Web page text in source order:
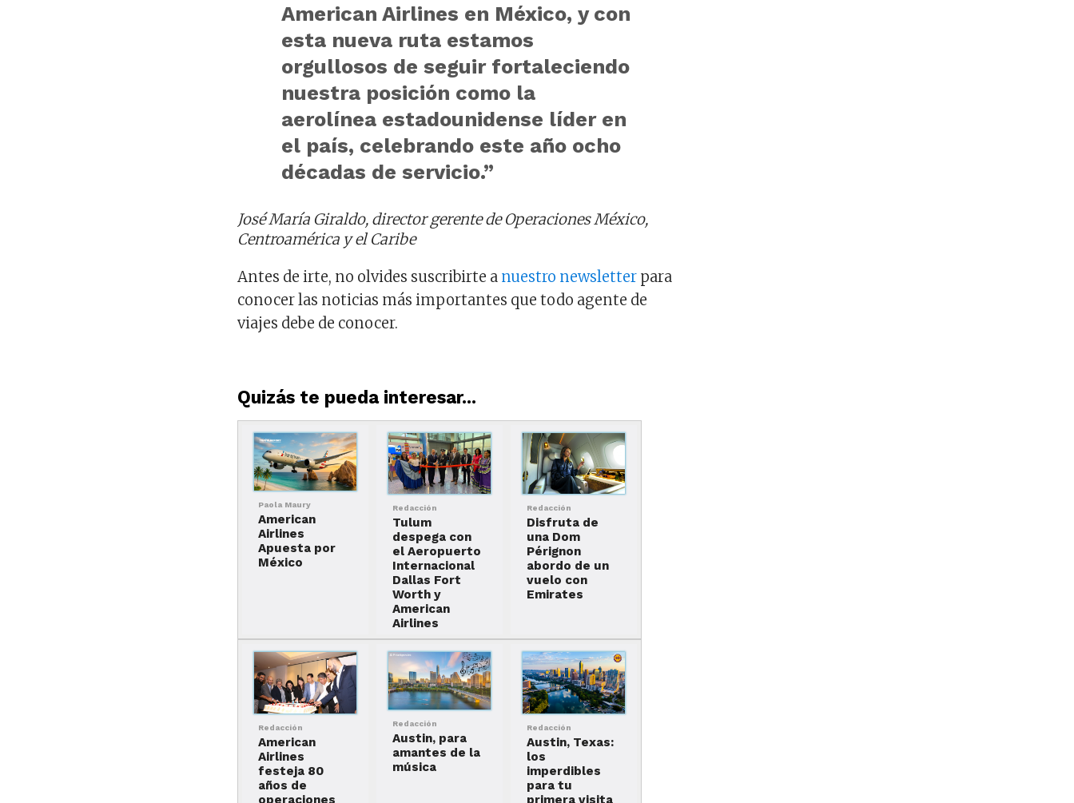
American Airlines en México, y con
esta nueva ruta estamos
orgullosos de seguir fortaleciendo
nuestra posición como la
aerolínea estadounidense líder en
el país, celebrando este año ocho
décadas de servicio.”
José María Giraldo, director gerente de Operaciones México,
Centroamérica y el Caribe
Antes de irte, no olvides suscribirte a nuestro newsletter para
conocer las noticias más importantes que todo agente de
viajes debe de conocer.
Quizás te pueda interesar...
Paola Maury
American
Airlines
Apuesta por
México
Redacción
Tulum
despega con
el Aeropuerto
Internacional
Dallas Fort
Worth y
American
Airlines
Redacción
Disfruta de
una Dom
Pérignon
abordo de un
vuelo con
Emirates
Redacción
American
Airlines
festeja 80
años de
operaciones
Redacción
Austin, para
amantes de la
música
Redacción
Austin, Texas:
los
imperdibles
para tu
primera visita